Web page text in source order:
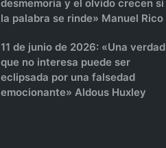
desmemoria y el olvido crecen si
la palabra se rinde» Manuel Rico
11 de junio de 2026: «Una verdad
que no interesa puede ser
eclipsada por una falsedad
emocionante» Aldous Huxley